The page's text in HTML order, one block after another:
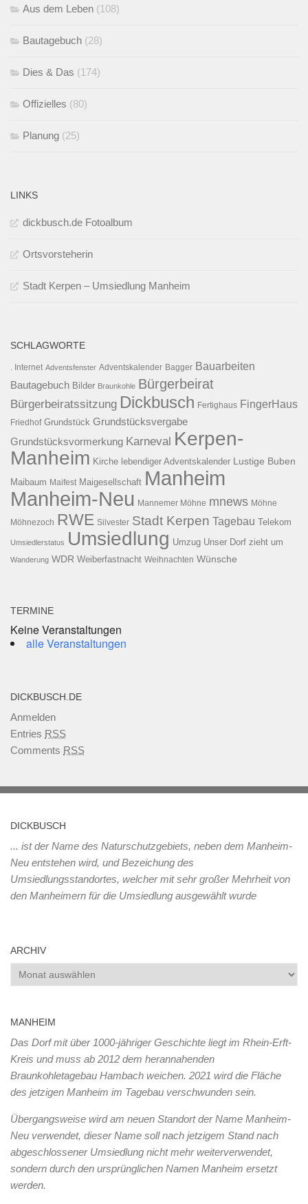
Aus dem Leben (108)
Bautagebuch (28)
Dies & Das (174)
Offizielles (80)
Planung (25)
LINKS
dickbusch.de Fotoalbum
Ortsvorsteherin
Stadt Kerpen – Umsiedlung Manheim
SCHLAGWORTE
. Internet Adventsfenster Adventskalender Bagger Bauarbeiten
Bautagebuch Bilder Braunkohle Bürgerbeirat
Bürgerbeiratssitzung Dickbusch Fertighaus FingerHaus
Friedhof Grundstück Grundstücksvergabe
Grundstücksvormerkung Karneval Kerpen-
Manheim Kirche lebendiger Adventskalender Lustige Buben
Maibaum Maifest Maigesellschaft Manheim
Manheim-Neu Mannemer Möhne mnews Möhne
Möhnezoch RWE Silvester Stadt Kerpen Tagebau Telekom
Umsiedlerstatus Umsiedlung Umzug Unser Dorf zieht um
Wanderung WDR Weiberfastnacht Weihnachten Wünsche
TERMINE
Keine Veranstaltungen
alle Veranstaltungen
DICKBUSCH.DE
Anmelden
Entries RSS
Comments RSS
DICKBUSCH
... ist der Name des Naturschutzgebiets, neben dem Manheim-
Neu entstehen wird, und Bezeichung des
Umsiedlungsstandortes, welcher mit sehr großer Mehrheit von
den Manheimern für die Umsiedlung ausgewählt wurde
ARCHIV
Archiv
MANHEIM
Das Dorf mit über 1000-jähriger Geschichte liegt im Rhein-Erft-
Kreis und muss ab 2012 dem herannahenden
Braunkohletagebau Hambach weichen. 2021 wird die Fläche
des jetzigen Manheim im Tagebau verschwunden sein.
Übergangsweise wird am neuen Standort der Name Manheim-
Neu verwendet, dieser Name soll nach jetzigem Stand nach
abgeschlossener Umsiedlung nicht mehr weiterverwendet,
sondern durch den ursprünglichen Namen Manheim ersetzt
werden.